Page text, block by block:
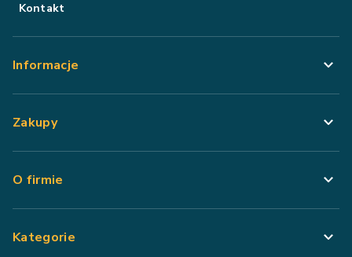
Kontakt
Informacje
Zakupy
O firmie
Kategorie